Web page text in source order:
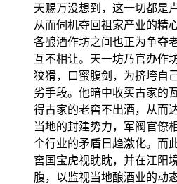
天赐万没想到，这一切都是
从而伺机夺回祖家产业的
各酿酒作坊之间也正为争夺
互不相让。天一坊乃官办作
狡猾，口蜜腹剑，为挤垮自
劣手段。他暗中收买古家的
得古家的老窖不出酒，从而
当地的封建势力，军阀官僚
个行业的矛盾日趋激化。而
窖国宝虎视眈眈，并在江阳
腹，以监视当地酿酒业的动